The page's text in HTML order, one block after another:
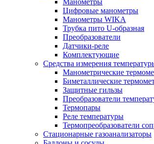
Манометры
Цифровые манометры
Манометры WIKA
Трубка пито U-образная
Преобразователи
Датчики-реле
Комплектующие
Средства измерения
Манометрические
Биметаллические
Защитные гильзы
Преобразователи
Термопары
Реле температуры
Термопреобразователи
Стационарные газоанализаторы